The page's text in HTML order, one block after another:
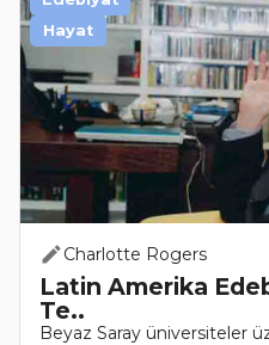
Charlotte Rogers
Latin Amerika
Te..
Beyaz Saray üniversiteler
Hayat